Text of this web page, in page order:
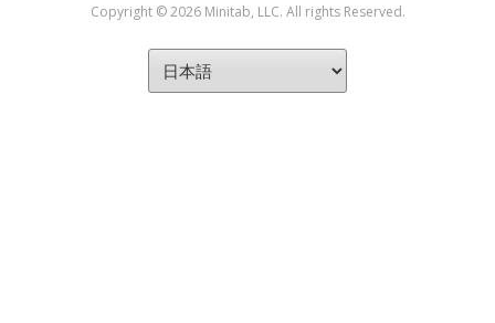
Copyright © 2026 Minitab, LLC. All rights Reserved.